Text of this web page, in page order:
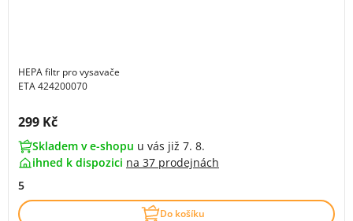
HEPA filtr pro vysavače
ETA 424200070
Cena s DPH:
299 Kč
Skladem v e-shopu u vás již 7. 8.
ihned k dispozici na 37 prodejnách
5
Do košíku